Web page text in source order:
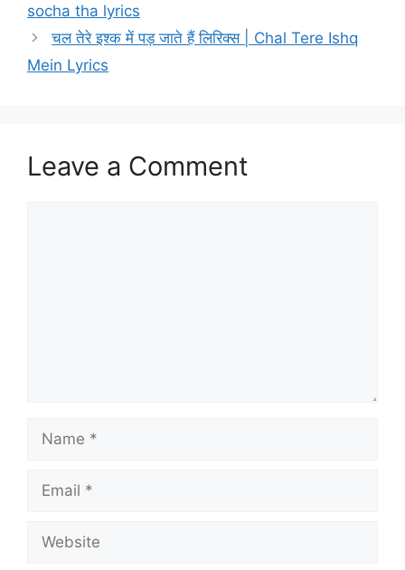
socha tha lyrics
चल तेरे इश्क में पड़ जाते हैं लिरिक्स | Chal Tere Ishq
Mein Lyrics
Leave a Comment